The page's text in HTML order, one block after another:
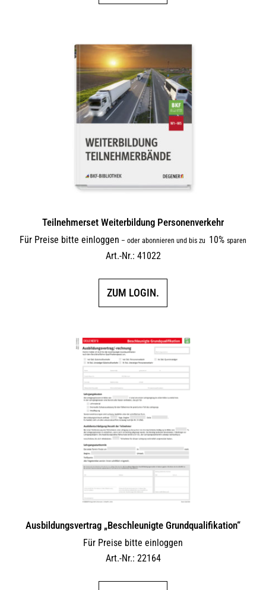
Teilnehmerset Weiterbildung Personenverkehr
Für Preise bitte einloggen – oder abonnieren und bis zu 10% sparen
Art.-Nr.: 41022
ZUM LOGIN.
Ausbildungsvertrag „Beschleunigte Grundqualifikation“
Für Preise bitte einloggen
Art.-Nr.: 22164